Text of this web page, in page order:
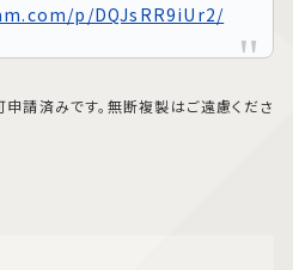
p/DQJsRR9iUr2/
請済みです。無断複製はご遠慮くださ